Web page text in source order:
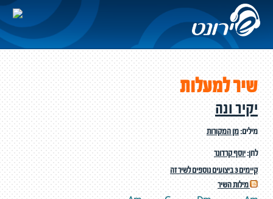
שיר למעלות
יקיר ונה
מילים:מן המקורות
לחן:יוסף קרדונר
קיימים 3 ביצועים נוספים לשיר זה
מילות השיר